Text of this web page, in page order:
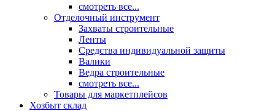
смотреть все...
Отделочный инструмент
Захваты строительные
Ленты
Средства индивидуальной защиты
Валики
Ведра строительные
смотреть все...
Товары для маркетплейсов
Хозбыт склад